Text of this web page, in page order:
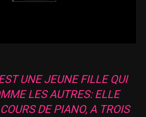
UNE JEUNE FILLE QUI
LES AUTRES: ELLE
DE PIANO, A TROIS